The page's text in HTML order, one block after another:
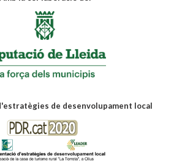
de desenvolupament local